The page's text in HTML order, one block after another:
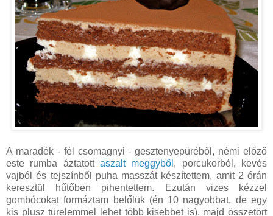
A maradék - fél csomagnyi - gesztenyepüréből, némi előző
este rumba áztatott aszalt meggyből , porcukorból, kevés
vajból és tejszínből puha masszát készítettem, amit 2 órán
keresztül hűtőben pihentettem. Ezután vizes kézzel
gombócokat formáztam belőlük (én 10 nagyobbat, de egy
kis plusz türelemmel lehet több kisebbet is), majd összetört